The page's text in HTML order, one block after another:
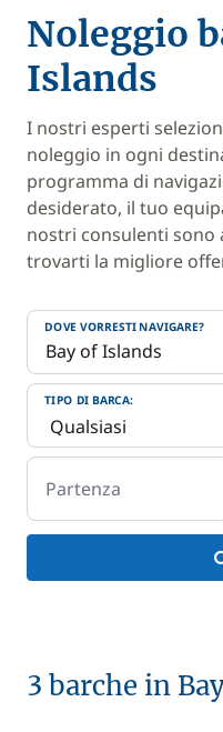
Noleggio
Islands
I nostri esperti
noleggio in ogni
programma di
desiderato, il tuo
nostri consulenti sono
trovarti la migliore
DOVE VORRESTI NAVIGARE?
TIPO DI BARCA:
Partenza
3 barche in